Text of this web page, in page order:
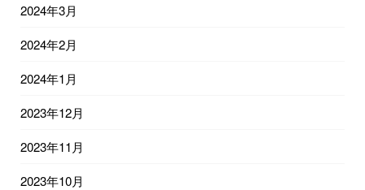
2024年3月
2024年2月
2024年1月
2023年12月
2023年11月
2023年10月